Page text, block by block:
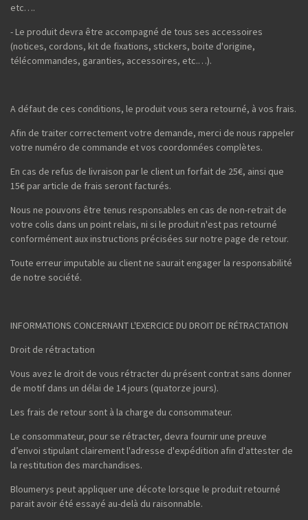
etc….
- Le produit devra être accompagné de tous ses accessoires
(notices, cordons, kit de fixations, stickers, boite d'origine,
télécommandes, garanties, accessoires, etc.…).
A défaut de ces conditions, le produit vous sera retourné, à vos frais.
Afin de traiter correctement votre demande, merci de nous rappeler
votre numéro de commande et vos coordonnées complètes.
En cas de refus de livraison par le client un forfait de 25€, ainsi que
15€ par article de frais seront facturés.
Nous ne pouvons être tenus responsables en cas de non-retrait de
votre colis dans un point relais, ni si le produit n'est pas retourné
conformément aux instructions précisées sur notre page de retour.
Toute erreur imputable au client ne saurait engager la responsabilité
de notre société.
INFORMATIONS CONCERNANT L'EXERCICE DU DROIT DE RÉTRACTATION
Droit de rétractation
Vous avez le droit de vous rétracter du présent contrat sans donner
de motif dans un délai de 14 jours (quatorze jours).
Les frais de retour sont à la charge du consommateur.
Le consommateur, pour se rétracter, devra fournir une preuve
d’envoi stipulant clairement l'adresse d'expédition afin d'attester de
la restitution des marchandises.
Bloumerys peut appliquer une décote lorsque le produit retourné
parait avoir été essayé au-delà du raisonnable.